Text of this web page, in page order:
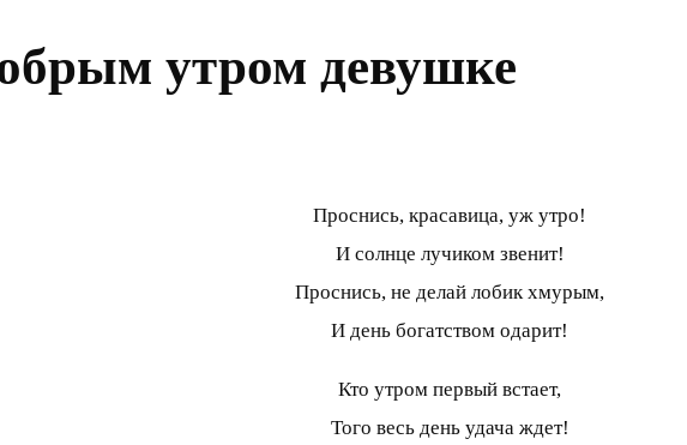
утром девушке
Проснись, красавица, уж утро!
И солнце лучиком звенит!
Проснись, не делай лобик хмурым,
И день богатством одарит!
Кто утром первый встает,
Того весь день удача ждет!